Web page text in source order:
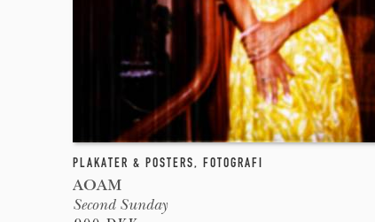
PLAKATER & POSTERS, FOTOGRAFI
AOAM
Second Sunday